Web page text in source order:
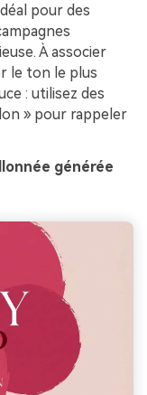
pour des
À associer
le ton le plus
: utilisez des
» pour rappeler
générée